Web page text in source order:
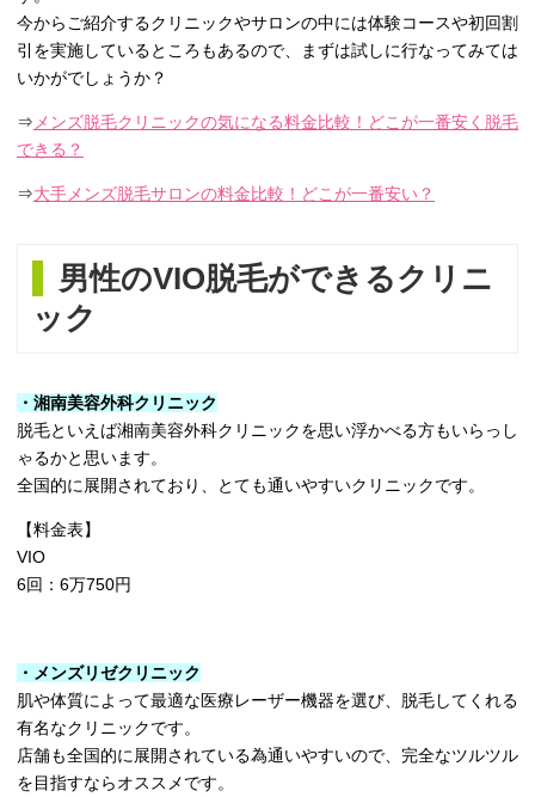
今からご紹介するクリニックやサロンの中には体験コースや初回割
引を実施しているところもあるので、まずは試しに行なってみては
いかがでしょうか？
⇒ メンズ脱毛クリニックの気になる料金比較！どこが一番安く脱毛
できる？
⇒大手メンズ脱毛サロンの料金比較！どこが一番安い？
男性のVIO脱毛ができるクリニ
ック
・湘南美容外科クリニック
脱毛といえば湘南美容外科クリニックを思い浮かべる方もいらっし
ゃるかと思います。
全国的に展開されており、とても通いやすいクリニックです。
【料金表】
VIO
6回：6万750円
・メンズリゼクリニック
肌や体質によって最適な医療レーザー機器を選び、脱毛してくれる
有名なクリニックです。
店舗も全国的に展開されている為通いやすいので、完全なツルツル
を目指すならオススメです。